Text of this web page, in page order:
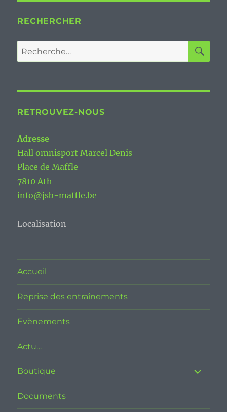
RECHERCHER
Recherche
pour :
RETROUVEZ-NOUS
Adresse
Hall omnisport Marcel Denis
Place de Maffle
7810 Ath
info@jsb-maffle.be
Localisation
Accueil
Reprise des entraînements
Evènements
Actu…
Boutique
ouvrir
le
sous-
Documents